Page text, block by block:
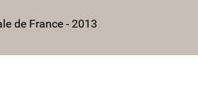
de France - 2013